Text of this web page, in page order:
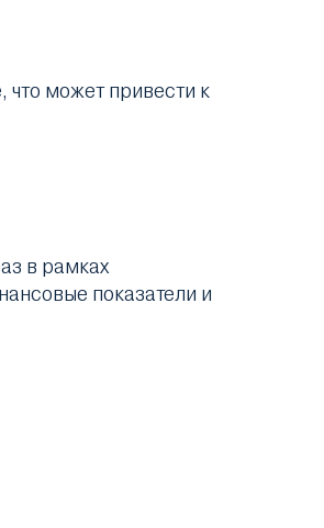
может привести к
в рамках
показатели и